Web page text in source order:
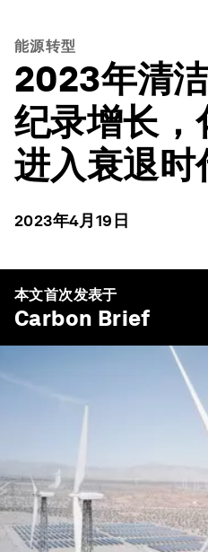
能源转型
2023年清
纪录增长，
进入衰退时
2023年4月19日
本文首次发表于
Carbon Brief